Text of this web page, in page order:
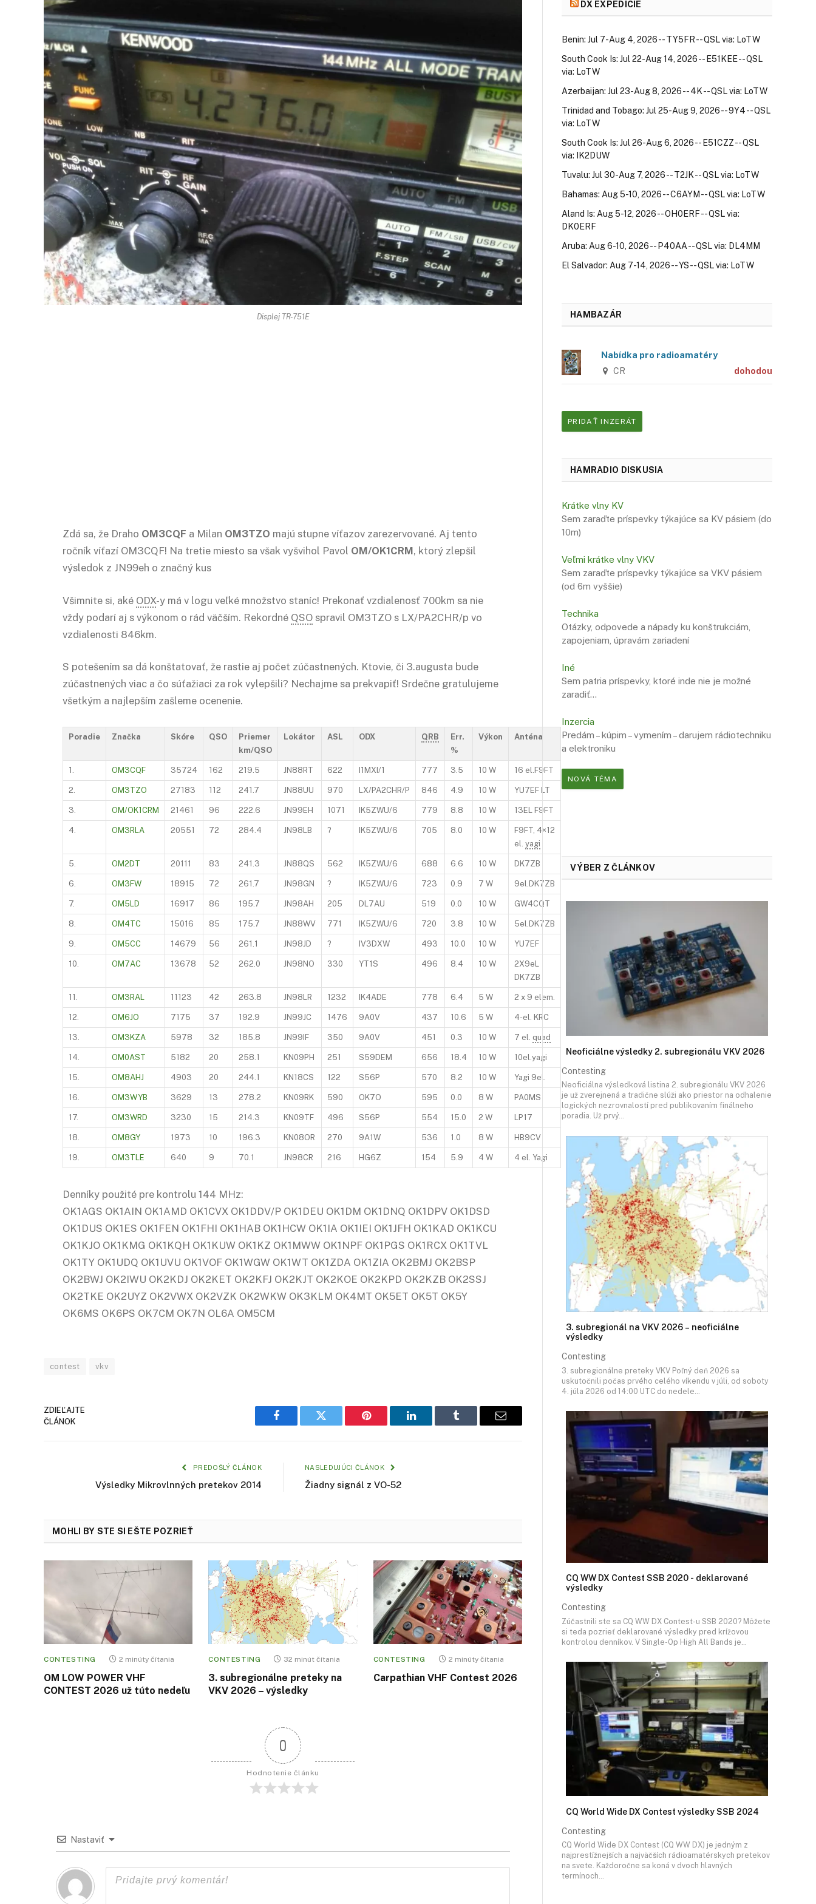
Displej TR-751E
Zdá sa, že Draho OM3CQF a Milan OM3TZO majú stupne víťazov zarezervované. Aj tento
ročník víťazí OM3CQF! Na tretie miesto sa však vyšvihol Pavol OM/OK1CRM, ktorý zlepšil
výsledok z JN99eh o značný kus
Všimnite si, aké ODX-y má v logu veľké množstvo staníc! Prekonať vzdialenosť 700km sa nie
vždy podarí aj s výkonom o rád väčším. Rekordné QSO spravil OM3TZO s LX/PA2CHR/p vo
vzdialenosti 846km.
S potešením sa dá konštatovať, že rastie aj počet zúčastnených. Ktovie, či 3.augusta bude
zúčastnených viac a čo súťažiaci za rok vylepšili? Nechajme sa prekvapiť! Srdečne gratulujeme
všetkým a najlepším zašleme ocenenie.
Poradie Značka Skóre QSO
Priemer
km/QSO
Lokátor ASL ODX QRB
Err.
%
Výkon Anténa
1. OM3CQF 35724 162 219.5 JN88RT 622 I1MXI/1 777 3.5 10 W 16 el.F9FT
2. OM3TZO 27183 112 241.7 JN88UU 970 LX/PA2CHR/P 846 4.9 10 W YU7EF LT
3. OM/OK1CRM 21461 96 222.6 JN99EH 1071 IK5ZWU/6 779 8.8 10 W 13EL F9FT
4. OM3RLA 20551 72 284.4 JN98LB ? IK5ZWU/6 705 8.0 10 W
F9FT, 4×12
el. yagi
5. OM2DT 20111 83 241.3 JN88QS 562 IK5ZWU/6 688 6.6 10 W DK7ZB
6. OM3FW 18915 72 261.7 JN98GN ? IK5ZWU/6 723 0.9 7 W 9el.DK7ZB
7. OM5LD 16917 86 195.7 JN98AH 205 DL7AU 519 0.0 10 W GW4CQT
8. OM4TC 15016 85 175.7 JN88WV 771 IK5ZWU/6 720 3.8 10 W 5el.DK7ZB
9. OM5CC 14679 56 261.1 JN98JD ? IV3DXW 493 10.0 10 W YU7EF
10. OM7AC 13678 52 262.0 JN98NO 330 YT1S 496 8.4 10 W
2X9eL
DK7ZB
11. OM3RAL 11123 42 263.8 JN98LR 1232 IK4ADE 778 6.4 5 W 2 x 9 elem.
12. OM6JO 7175 37 192.9 JN99JC 1476 9A0V 437 10.6 5 W 4-el. KRC
13. OM3KZA 5978 32 185.8 JN99IF 350 9A0V 451 0.3 10 W 7 el. quad
14. OM0AST 5182 20 258.1 KN09PH 251 S59DEM 656 18.4 10 W 10el.yagi
15. OM8AHJ 4903 20 244.1 KN18CS 122 S56P 570 8.2 10 W Yagi 9el.
16. OM3WYB 3629 13 278.2 KN09RK 590 OK7O 595 0.0 8 W PA0MS
17. OM3WRD 3230 15 214.3 KN09TF 496 S56P 554 15.0 2 W LP17
18. OM8GY 1973 10 196.3 KN08OR 270 9A1W 536 1.0 8 W HB9CV
19. OM3TLE 640 9 70.1 JN98CR 216 HG6Z 154 5.9 4 W 4 el. Yagi
Denníky použité pre kontrolu 144 MHz:
OK1AGS OK1AIN OK1AMD OK1CVX OK1DDV/P OK1DEU OK1DM OK1DNQ OK1DPV OK1DSD
OK1DUS OK1ES OK1FEN OK1FHI OK1HAB OK1HCW OK1IA OK1IEI OK1JFH OK1KAD OK1KCU
OK1KJO OK1KMG OK1KQH OK1KUW OK1KZ OK1MWW OK1NPF OK1PGS OK1RCX OK1TVL
OK1TY OK1UDQ OK1UVU OK1VOF OK1WGW OK1WT OK1ZDA OK1ZIA OK2BMJ OK2BSP
OK2BWJ OK2IWU OK2KDJ OK2KET OK2KFJ OK2KJT OK2KOE OK2KPD OK2KZB OK2SSJ
OK2TKE OK2UYZ OK2VWX OK2VZK OK2WKW OK3KLM OK4MT OK5ET OK5T OK5Y
OK6MS OK6PS OK7CM OK7N OL6A OM5CM
contest vkv
ZDIEĽAJTE
ČLÁNOK
Facebook Twitter Pinterest LinkedIn Tumblr Email
PREDOŠLÝ ČLÁNOK
Výsledky Mikrovlnných pretekov 2014
NASLEDUJÚCI ČLÁNOK
Žiadny signál z VO-52
MOHLI BY STE SI EŠTE POZRIEŤ
CONTESTING 2 minúty čítania
OM LOW POWER VHF
CONTEST 2026 už túto nedeľu
CONTESTING 32 minút čítania
3. subregionálne preteky na
VKV 2026 – výsledky
CONTESTING 2 minúty čítania
Carpathian VHF Contest 2026
0
Hodnotenie článku
Nastaviť
DX EXPEDÍCIE
Benin: Jul 7-Aug 4, 2026 -- TY5FR -- QSL via: LoTW
South Cook Is: Jul 22-Aug 14, 2026 -- E51KEE -- QSL
via: LoTW
Azerbaijan: Jul 23-Aug 8, 2026 -- 4K -- QSL via: LoTW
Trinidad and Tobago: Jul 25-Aug 9, 2026 -- 9Y4 -- QSL
via: LoTW
South Cook Is: Jul 26-Aug 6, 2026 -- E51CZZ -- QSL
via: IK2DUW
Tuvalu: Jul 30-Aug 7, 2026 -- T2JK -- QSL via: LoTW
Bahamas: Aug 5-10, 2026 -- C6AYM -- QSL via: LoTW
Aland Is: Aug 5-12, 2026 -- OH0ERF -- QSL via:
DK0ERF
Aruba: Aug 6-10, 2026 -- P40AA -- QSL via: DL4MM
El Salvador: Aug 7-14, 2026 -- YS -- QSL via: LoTW
HAMBAZÁR
Nabídka pro radioamatéry
CR dohodou
PRIDAŤ INZERÁT
HAMRADIO DISKUSIA
Krátke vlny KV
Sem zaraďte príspevky týkajúce sa KV pásiem (do
10m)
Veľmi krátke vlny VKV
Sem zaraďte príspevky týkajúce sa VKV pásiem
(od 6m vyššie)
Technika
Otázky, odpovede a nápady ku konštrukciám,
zapojeniam, úpravám zariadení
Iné
Sem patria príspevky, ktoré inde nie je možné
zaradiť…
Inzercia
Predám – kúpim – vymením – darujem rádiotechniku
a elektroniku
NOVÁ TÉMA
VÝBER Z ČLÁNKOV
Neoficiálne výsledky 2. subregionálu VKV 2026
Contesting
Neoficiálna výsledková listina 2. subregionálu VKV 2026
je už zverejnená a tradične slúži ako priestor na odhalenie
logických nezrovnalostí pred publikovaním finálneho
poradia. Už prvý…
3. subregionál na VKV 2026 – neoficiálne
výsledky
Contesting
3. subregionálne preteky VKV Poľný deň 2026 sa
uskutočnili počas prvého celého víkendu v júli, od soboty
4. júla 2026 od 14:00 UTC do nedele…
CQ WW DX Contest SSB 2020 - deklarované
výsledky
Contesting
Zúčastnili ste sa CQ WW DX Contest-u SSB 2020? Môžete
si teda pozrieť deklarované výsledky pred krížovou
kontrolou denníkov. V Single-Op High All Bands je…
CQ World Wide DX Contest výsledky SSB 2024
Contesting
CQ World Wide DX Contest (CQ WW DX) je jedným z
najprestížnejších a najväčších rádioamatérskych pretekov
na svete. Každoročne sa koná v dvoch hlavných
termínoch…